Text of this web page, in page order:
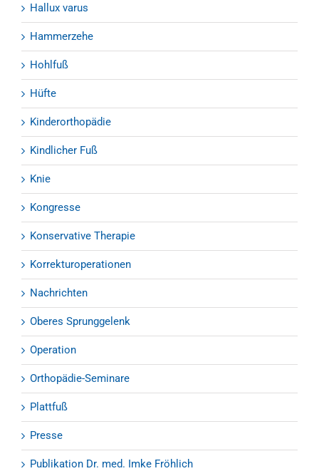
Hallux varus
Hammerzehe
Hohlfuß
Hüfte
Kinderorthopädie
Kindlicher Fuß
Knie
Kongresse
Konservative Therapie
Korrekturoperationen
Nachrichten
Oberes Sprunggelenk
Operation
Orthopädie-Seminare
Plattfuß
Presse
Publikation Dr. med. Imke Fröhlich